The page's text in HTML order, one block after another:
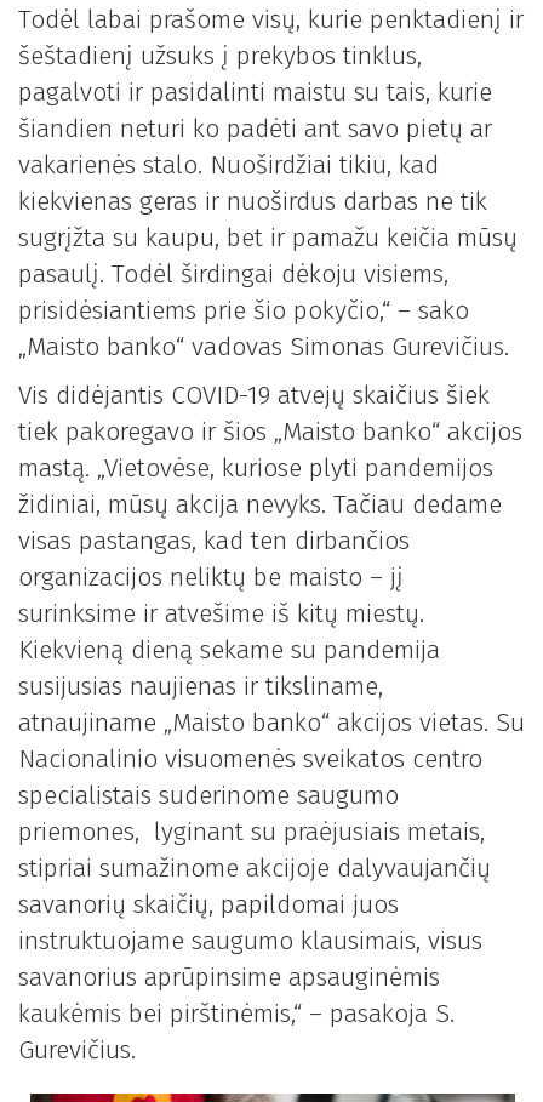
Todėl labai prašome visų, kurie penktadienį ir
šeštadienį užsuks į prekybos tinklus,
pagalvoti ir pasidalinti maistu su tais, kurie
šiandien neturi ko padėti ant savo pietų ar
vakarienės stalo. Nuoširdžiai tikiu, kad
kiekvienas geras ir nuoširdus darbas ne tik
sugrįžta su kaupu, bet ir pamažu keičia mūsų
pasaulį. Todėl širdingai dėkoju visiems,
prisidėsiantiems prie šio pokyčio,“ – sako
„Maisto banko“ vadovas Simonas Gurevičius.
Vis didėjantis COVID-19 atvejų skaičius šiek
tiek pakoregavo ir šios „Maisto banko“ akcijos
mastą. „Vietovėse, kuriose plyti pandemijos
židiniai, mūsų akcija nevyks. Tačiau dedame
visas pastangas, kad ten dirbančios
organizacijos neliktų be maisto – jį
surinksime ir atvešime iš kitų miestų.
Kiekvieną dieną sekame su pandemija
susijusias naujienas ir tiksliname,
atnaujiname „Maisto banko“ akcijos vietas. Su
Nacionalinio visuomenės sveikatos centro
specialistais suderinome saugumo
priemones, lyginant su praėjusiais metais,
stipriai sumažinome akcijoje dalyvaujančių
savanorių skaičių, papildomai juos
instruktuojame saugumo klausimais, visus
savanorius aprūpinsime apsauginėmis
kaukėmis bei pirštinėmis,“ – pasakoja S.
Gurevičius.